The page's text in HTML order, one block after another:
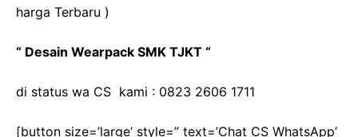
harga Terbaru )
“ Desain Wearpack SMK TJKT “
di status wa CS kami : 0823 2606 1711
[button size=’large’ style=” text=’Chat CS WhatsApp’